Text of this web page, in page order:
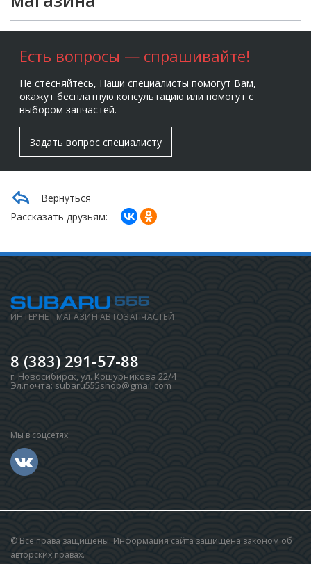
Есть вопросы — спрашивайте!
Не стесняйтесь, Наши специалисты помогут Вам,
окажут бесплатную консультацию или помогут с
выбором запчастей.
Задать вопрос специалисту
Вернуться
Рассказать друзьям:
ИНТЕРНЕТ МАГАЗИН АВТОЗАПЧАСТЕЙ
8 (383) 291-57-88
г. Новосибирск,ул. Кошурникова 22/4
Эл.почта: subaru555shop@gmail.com
Мы в соцсетях:
© Все права защищены. Информация сайта защищена законом об
авторских правах.